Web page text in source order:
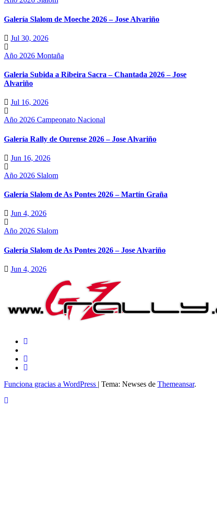
Galería Slalom de Moeche 2026 – Jose Alvariño
Jul 30, 2026
Año 2026 Montaña
Galeria Subida a Ribeira Sacra – Chantada 2026 – Jose
Alvariño
Jul 16, 2026
Año 2026 Campeonato Nacional
Galería Rally de Ourense 2026 – Jose Alvariño
Jun 16, 2026
Año 2026 Slalom
Galería Slalom de As Pontes 2026 – Martín Graña
Jun 4, 2026
Año 2026 Slalom
Galería Slalom de As Pontes 2026 – Jose Alvariño
Jun 4, 2026
Funciona gracias a WordPress | Tema: Newses de Themeansar.